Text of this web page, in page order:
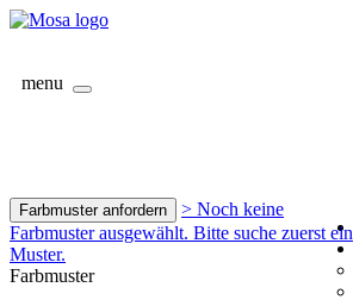
menu
Farbmuster anfordern
> Noch keine
Farbmuster ausgewählt. Bitte suche zuerst ein
Muster.
Farbmuster